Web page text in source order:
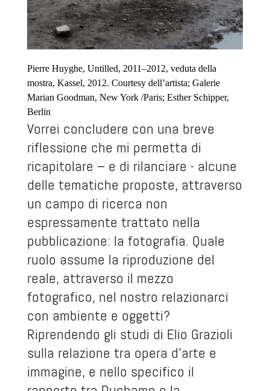
Pierre Huyghe, Untilled, 2011–2012, veduta della
mostra, Kassel, 2012. Courtesy dell’artista; Galerie
Marian Goodman, New York /Paris; Esther Schipper,
Berlin
Vorrei concludere con una breve
riflessione che mi permetta di
ricapitolare – e di rilanciare - alcune
delle tematiche proposte, attraverso
un campo di ricerca non
espressamente trattato nella
pubblicazione: la fotografia. Quale
ruolo assume la riproduzione del
reale, attraverso il mezzo
fotografico, nel nostro relazionarci
con ambiente e oggetti?
Riprendendo gli studi di Elio Grazioli
sulla relazione tra opera d’arte e
immagine, e nello specifico il